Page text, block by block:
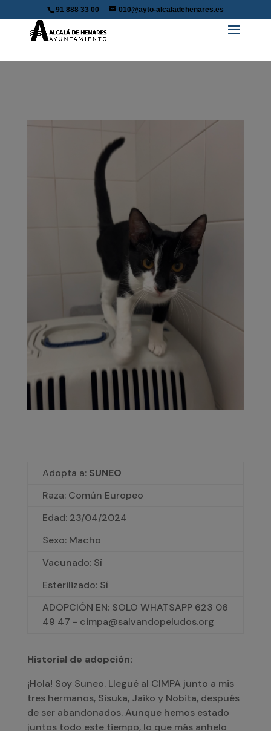
91 888 33 00 010@ayto-alcaladehenares.es
Adopta a: SUNEO
Raza: Común Europeo
Edad: 23/04/2024
Sexo: Macho
Vacunado: Sí
Esterilizado: Sí
ADOPCIÓN EN: SOLO WHATSAPP 623 06
49 47 - cimpa@salvandopeludos.org
Historial de adopción:
¡Hola! Soy Suneo. Llegué al CIMPA junto a mis
tres hermanos, Sisuka, Jaiko y Nobita, después
de ser abandonados. Aunque hemos estado
juntos todo este tiempo, lo que más anhelo